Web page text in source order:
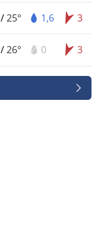
/25° 1,6 3
/26° 0 3